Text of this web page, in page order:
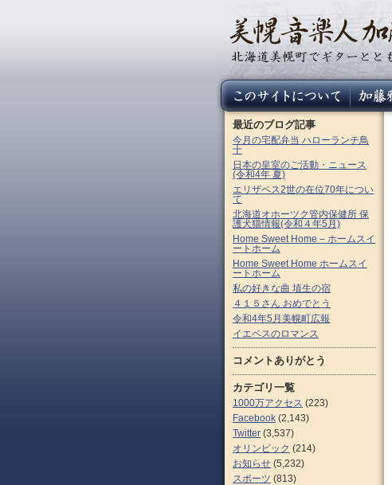
最近のブログ記事
今月の宅配弁当 ハローランチ鳥
十
日本の皇室のご活動・ニュース
(令和4年 夏)
エリザベス2世の在位70年につい
て
北海道オホーツク管内保健所 保
護犬猫情報(令和４年5月)
Home Sweet Home – ホームスイ
ートホーム
Home Sweet Home ホームスイ
ートホーム
私の好きな曲 埴生の宿
４１５さん おめでとう
令和4年5月美幌町広報
イエペスのロマンス
コメントありがとう
カテゴリ一覧
1000万アクセス (223)
Facebook (2,143)
Twitter (3,537)
オリンピック (214)
お知らせ (5,232)
スポーツ (813)